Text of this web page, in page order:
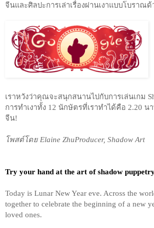
จีนและศิลปะการเล่าเรื่องผ่านเงาแบบโบราณด้
เราหวังว่าคุณจะสนุกสนานไปกับการเล่นเกม
การทำเงาทั้ง 12 นักษัตรที่เราทำได้คือ 2.20
จีน!
โพสต์โดย Elaine ZhuProducer, Shadow Art
Try your hand at the art of shadow
Today is Lunar New Year eve. Across the
together to celebrate the beginning of a new
loved ones.